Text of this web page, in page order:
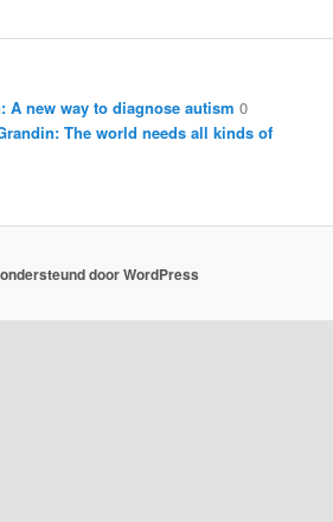
A new way to diagnose autism 0
The world needs all kinds of
door WordPress